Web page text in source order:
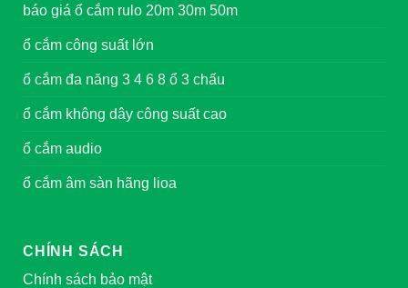
báo giá ổ cắm rulo 20m 30m 50m
ổ cắm công suất lớn
ổ cắm đa năng 3 4 6 8 ổ 3 chấu
ổ cắm không dây công suất cao
ổ cắm audio
ổ cắm âm sàn hãng lioa
CHÍNH SÁCH
Chính sách bảo mật